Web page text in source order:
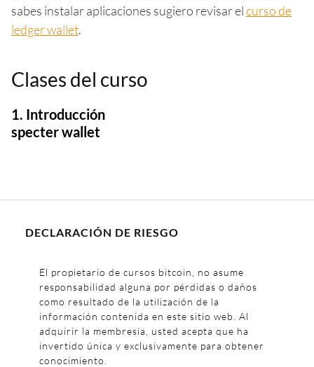
sabes instalar aplicaciones sugiero revisar elcurso de
ledger wallet.
Clases del curso
1. Introducción
specter wallet
DECLARACIÓN DE RIESGO
El propietario de cursos bitcoin, no asume
responsabilidad alguna por pérdidas o daños
como resultado de la utilización de la
información contenida en este sitio web. Al
adquirir la membresía, usted acepta que ha
invertido única y exclusivamente para obtener
conocimiento.